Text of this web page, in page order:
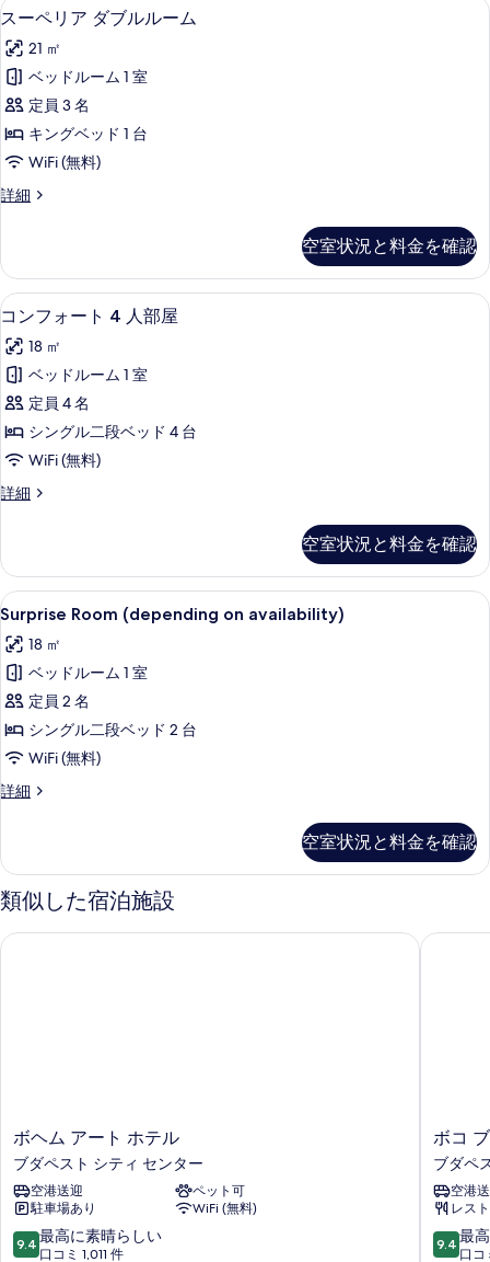
示
す
る
ム
の
す
べ
て
の
写
表
示
す
る
ツ
ン
ル
ー
ム
の
詳
細
ス
ー
ペ
リ
ア
ダ
ル
ー
ム
の
す
べ
て
の
写
真
示
す
る
7
スーペリア ダブルルーム
21 ㎡
ベッドルーム 1 室
定員 3 名
キングベッド 1 台
WiFi (無料)
詳細
ス
ア
ダ
ブ
ル
ー
ム
の
詳
細
空室状況と料金を確認
コ
ン
フ
ォ
ー
ト
人
屋
の
す
べ
て
の
写
真
を
す
る
低刺激性寝具、デスク、防音設備、
6
コンフォート 4 人部屋
18 ㎡
ベッドルーム 1 室
定員 4 名
シングル二段ベッド 4 台
WiFi (無料)
詳細
コ
ー
ト
4
部
屋
の
詳
細
空室状況と料金を確認
Surprise
Room
(depending
on
availability)
の
す
べ
写
真
を
低刺激性寝具、デスク、防音設備、
7
Surprise Room (depending on availability)
18 ㎡
ベッドルーム 1 室
定員 2 名
シングル二段ベッド 2 台
WiFi (無料)
詳細
Surprise
availability)
の
詳
空室状況と料金を確認
類似した宿泊施設
ボ
ヘ
ム
ア
ー
ト
ホ
ボヘム アート ホテル
ブダペスト シティ センター
空港送迎
ペット可
駐車場あり
WiFi (無料)
10
段
9.4 最高に素晴らしい
口コミ 1,011 件
ボヘム アート ホテル
ボ
コ
ブ
ダ
ペ
ス
ト
ボコ
ブダペ
空港
レス
10
段
9.4 最
口コ
ボコ ブ